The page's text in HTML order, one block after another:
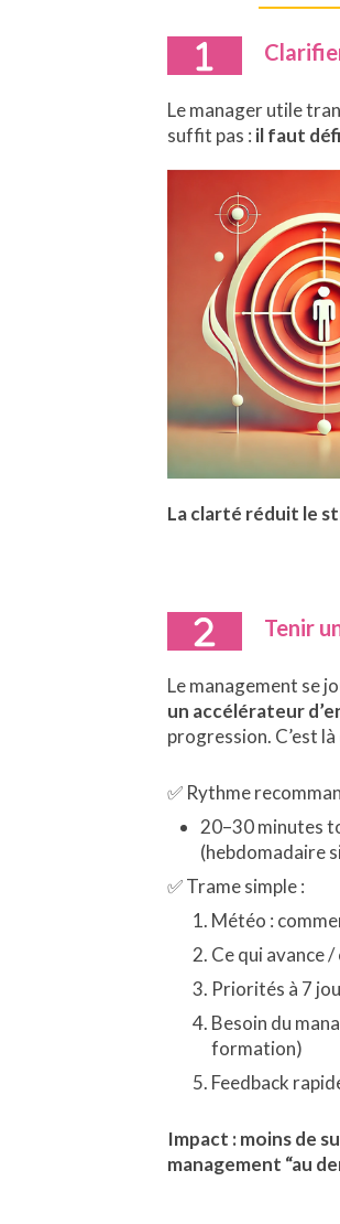
Le manager utile
suffit pas : il faut
La clarté réduit le
Tenir
Le management se
un accélérateur
progression. C’est
✅ Rythme
20–30 minutes
(hebdomadaire
✅ Trame simple :
Météo :
Ce qui avance
Priorités à 7
Besoin du
formation)
Feedback
Impact : moins de
management “au